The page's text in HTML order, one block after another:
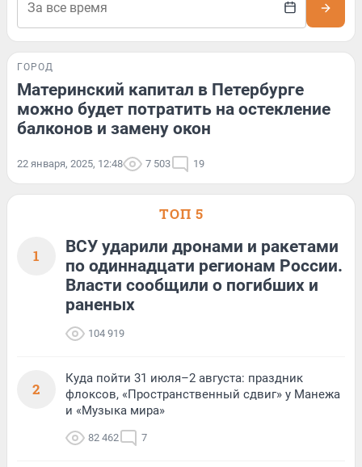
ГОРОД
Материнский капитал в Петербурге
можно будет потратить на остекление
балконов и замену окон
22 января, 2025, 12:48 7 503 19
ТОП 5
1
ВСУ ударили дронами и ракетами
по одиннадцати регионам России.
Власти сообщили о погибших и
раненых
104 919
2
Куда пойти 31 июля–2 августа: праздник
флоксов, «Пространственный сдвиг» у Манежа
и «Музыка мира»
82 462 7